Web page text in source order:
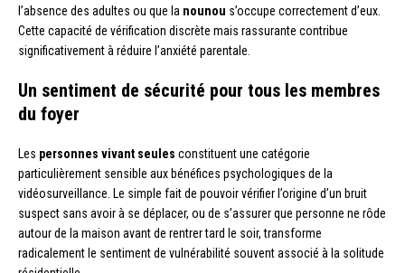
l’absence des adultes ou que la nounou s’occupe correctement d’eux.
Cette capacité de vérification discrète mais rassurante contribue
significativement à réduire l’anxiété parentale.
Un sentiment de sécurité pour tous les membres
du foyer
Les personnes vivant seules constituent une catégorie
particulièrement sensible aux bénéfices psychologiques de la
vidéosurveillance. Le simple fait de pouvoir vérifier l’origine d’un bruit
suspect sans avoir à se déplacer, ou de s’assurer que personne ne rôde
autour de la maison avant de rentrer tard le soir, transforme
radicalement le sentiment de vulnérabilité souvent associé à la solitude